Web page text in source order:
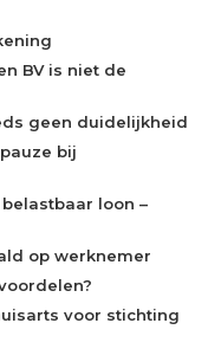
BV is niet de
geen duidelijkheid
bij
loon –
op werknemer
voor stichting